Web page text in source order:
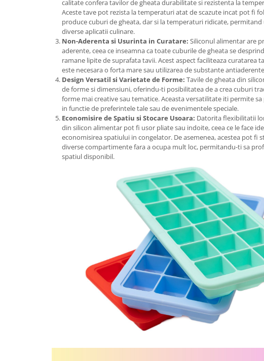
calitate confera tavilor de gheata durabilitate si rezistenta la
Aceste tave pot rezista la temperaturi atat de scazute incat pot fi
produce cuburi de gheata, dar si la temperaturi ridicate, permitand
diverse aplicatii culinare.
Non-Aderenta si Usurinta in Curatare: Siliconul alimentar are
aderente, ceea ce inseamna ca toate cuburile de gheata se
ramane lipite de suprafata tavii. Acest aspect faciliteaza curatarea
este necesara o forta mare sau utilizarea de substante
Design Versatil si Varietate de Forme: Tavile de gheata din
de forme si dimensiuni, oferindu-ti posibilitatea de a crea cuburi
forme mai creative sau tematice. Aceasta versatilitate iti permite
in functie de preferintele tale sau de evenimentele speciale.
Economisire de Spatiu si Stocare Usoara: Datorita flexibilitatii
din silicon alimentar pot fi usor pliate sau indoite, ceea ce le face
economisirea spatiului in congelator. De asemenea, acestea pot fi
diverse compartimente fara a ocupa mult loc, permitandu-ti sa
spatiul disponibil.